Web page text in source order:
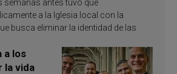
semanas antes tuvo que
a la Iglesia local con la
busca eliminar la identidad de las
a los
la vida